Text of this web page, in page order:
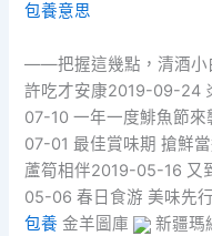
包養意思
——把握這幾點，清酒小
許吃才安康2019-09-24
07-10 一年一度鯡魚節來
07-01 最佳賞味期 搶鮮
蘆筍相伴2019-05-16 又
05-06 春日食游 美味先
包養 金羊圖庫
新疆瑪